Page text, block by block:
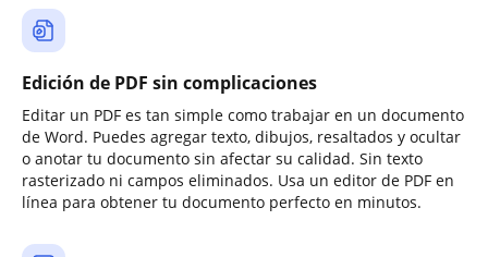
Edición de PDF sin complicaciones
Editar un PDF es tan simple como trabajar en un documento
de Word. Puedes agregar texto, dibujos, resaltados y ocultar
o anotar tu documento sin afectar su calidad. Sin texto
rasterizado ni campos eliminados. Usa un editor de PDF en
línea para obtener tu documento perfecto en minutos.